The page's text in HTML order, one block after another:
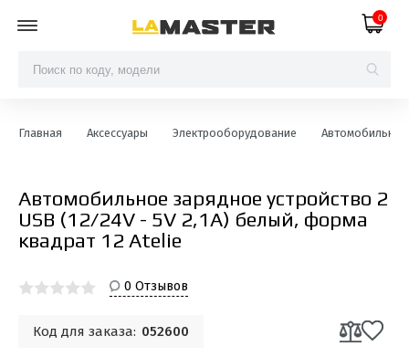
0
Главная Аксессуары Электрооборудование Автомобильные
Автомобильное зарядное устройство 2
USB (12/24V - 5V 2,1A) белый, форма
квадрат 12 Atelie
0 Отзывов
Код для заказа: 052600